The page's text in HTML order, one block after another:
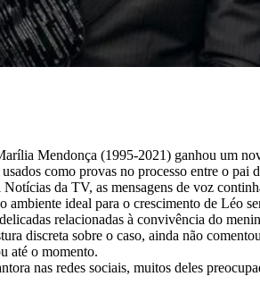
Mendonça (1995-2021) ganhou um
como provas no processo entre o
da TV, as mensagens de voz
ambiente ideal para o crescimento de Léo
relacionadas à convivência do
discreta sobre o caso, ainda não
até o momento.
nas redes sociais, muitos deles